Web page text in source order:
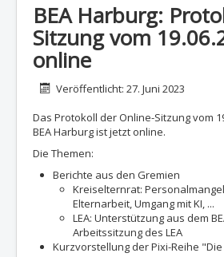
BEA Harburg:
Sitzung vom
online
DetailsVeröffentlicht: 27. Juni 2023
Das Protokoll der Online-Sitzung vom
BEA Harburg ist jetzt online.
Die Themen:
Berichte aus den Gremien
Kreiselternrat:
Elternarbeit, Umgang mit KI, ...
LEA: Unterstützung aus dem
Arbeitssitzung des LEA
Kurzvorstellung der Pixi-Reihe